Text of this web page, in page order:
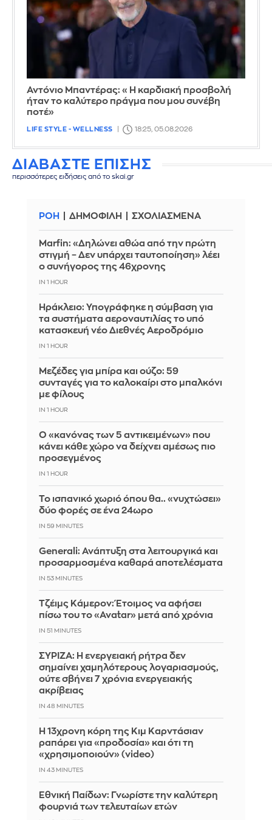
Αντόνιο Μπαντέρας: «Η καρδιακή προσβολή
ήταν το καλύτερο πράγμα που μου συνέβη
ποτέ»
LIFE STYLE - WELLNESS 18:25, 05.08.2026
ΔΙΑΒΑΣΤΕ ΕΠΙΣΗΣ
περισσότερες ειδήσεις από το skai.gr
ΡΟΗ ΔΗΜΟΦΙΛΗ ΣΧΟΛΙΑΣΜΕΝΑ
Marfin: «Δηλώνει αθώα από την πρώτη
στιγμή – Δεν υπάρχει ταυτοποίηση» λέει
ο συνήγορος της 46χρονης
IN 1 HOUR
Ηράκλειο: Υπογράφηκε η σύμβαση για
τα συστήματα αεροναυτιλίας το υπό
κατασκευή νέο Διεθνές Αεροδρόμιο
IN 1 HOUR
Μεζέδες για μπίρα και ούζο: 59
συνταγές για το καλοκαίρι στο μπαλκόνι
με φίλους
IN 1 HOUR
Ο «κανόνας των 5 αντικειμένων» που
κάνει κάθε χώρο να δείχνει αμέσως πιο
προσεγμένος
IN 1 HOUR
Το ισπανικό χωριό όπου θα.. «νυχτώσει»
δύο φορές σε ένα 24ωρο
IN 59 MINUTES
Generali: Ανάπτυξη στα λειτουργικά και
προσαρμοσμένα καθαρά αποτελέσματα
IN 53 MINUTES
Τζέιμς Κάμερον: Έτοιμος να αφήσει
πίσω του το «Avatar» μετά από χρόνια
IN 51 MINUTES
ΣΥΡΙΖΑ: Η ενεργειακή ρήτρα δεν
σημαίνει χαμηλότερους λογαριασμούς,
ούτε σβήνει 7 χρόνια ενεργειακής
ακρίβειας
IN 48 MINUTES
Η 13χρονη κόρη της Κιμ Καρντάσιαν
ραπάρει για «προδοσία» και ότι τη
«χρησιμοποιούν» (video)
IN 43 MINUTES
Εθνική Παίδων: Γνωρίστε την καλύτερη
φουρνιά των τελευταίων ετών